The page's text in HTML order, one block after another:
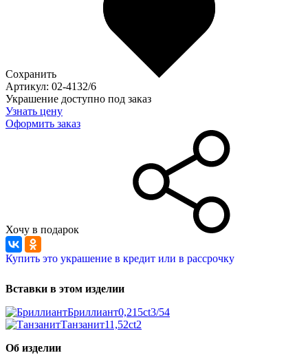
Сохранить
Артикул: 02-4132/6
Украшение доступно под заказ
Узнать цену
Оформить заказ
Хочу в подарок
Купить это украшение в кредит или в рассрочку
Вставки в этом изделии
Бриллиант0,215ct3/54
Танзанит11,52ct2
Об изделии